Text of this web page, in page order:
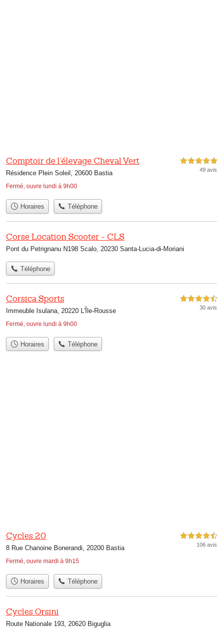
Comptoir de l’élevage Cheval Vert
Résidence Plein Soleil, 20600 Bastia
Fermé, ouvre lundi à 9h00
5,0 étoiles sur 5
49 avis
Horaires Téléphone
Corse Location Scooter - CLS
Pont du Petrignanu N198 Scalo, 20230 Santa-Lucia-di-Moriani
Téléphone
Corsica Sports
Immeuble Isulana, 20220 L'Île-Rousse
Fermé, ouvre lundi à 9h00
4,5 étoiles sur 5
30 avis
Horaires Téléphone
Cycles 20
8 Rue Chanoine Bonerandi, 20200 Bastia
Fermé, ouvre mardi à 9h15
4,5 étoiles sur 5
106 avis
Horaires Téléphone
Cycles Orsini
Route Nationale 193, 20620 Biguglia